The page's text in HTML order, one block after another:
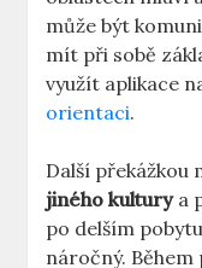
‌může být
mít při sobě
využít aplikace
orientaci.
Další překážkou
jiného kulturya
po ⁢delším
náročný.‌